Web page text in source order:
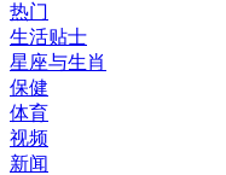
热门
生活贴士
星座与生肖
保健
体育
视频
新闻